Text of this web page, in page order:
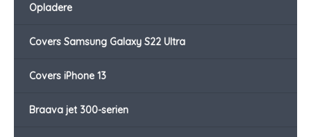
Opladere
Covers Samsung Galaxy S22 Ultra
Covers iPhone 13
Braava jet 300-serien